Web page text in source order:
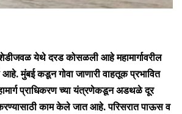
येथे दरड कोसळली आहे महामार्गावरील
मुंबई कडून गोवा जाणारी वाहतूक प्रभावित
प्राधिकरण च्या यंत्रणेकडून अडथळे दूर
काम केले जात आहे. परिसरात पाऊस व